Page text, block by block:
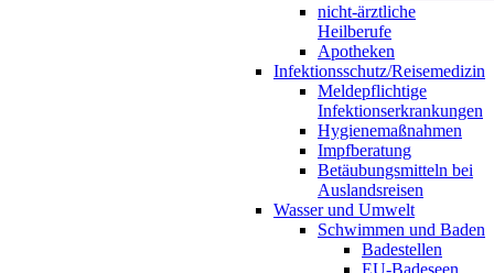
nicht-ärztliche
Heilberufe
Apotheken
Infektionsschutz/Reisemedizin
Meldepflichtige
Infektionserkrankungen
Hygienemaßnahmen
Impfberatung
Betäubungsmitteln bei
Auslandsreisen
Wasser und Umwelt
Schwimmen und Baden
Badestellen
EU-Badeseen